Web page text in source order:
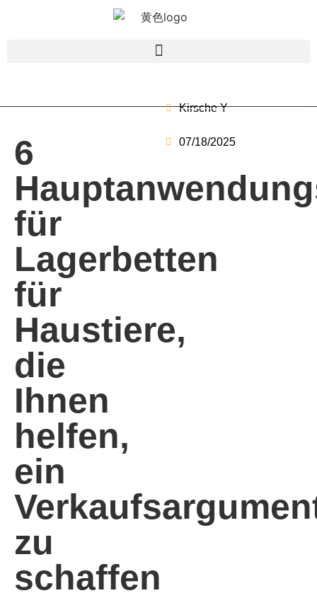
6
für
Lagerbetten
für
Haustiere,
die
Ihnen
helfen,
ein
zu
schaffen
Kirsche Y
07/18/2025